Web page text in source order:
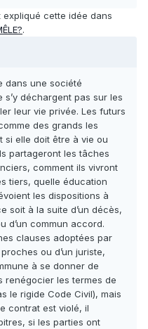
cette idée dans
.
dans une société
s’y déchargent pas sur les
leur vie privée. Les futurs
des grands les
si elle doit être à vie ou
partageront les tâches
comment ils vivront
tiers, quelle éducation
les dispositions à
soit à la suite d’un décès,
d’un commun accord.
clauses adoptées par
ou d’un juriste,
à se donner de
renégocier les termes de
le rigide Code Civil), mais
contrat est violé, il
si les parties ont